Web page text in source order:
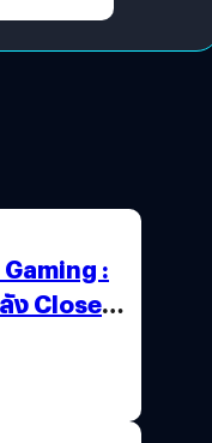
:
ง Close
ทะลุ 15